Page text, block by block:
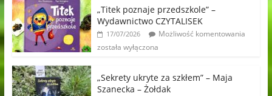
„Titek poznaje przedszkole” –
Wydawnictwo CZYTALISEK
17/07/2026
Możliwość komentowania
została wyłączona
„Sekrety ukryte za szkłem” – Maja
Szanecka – Żołdak